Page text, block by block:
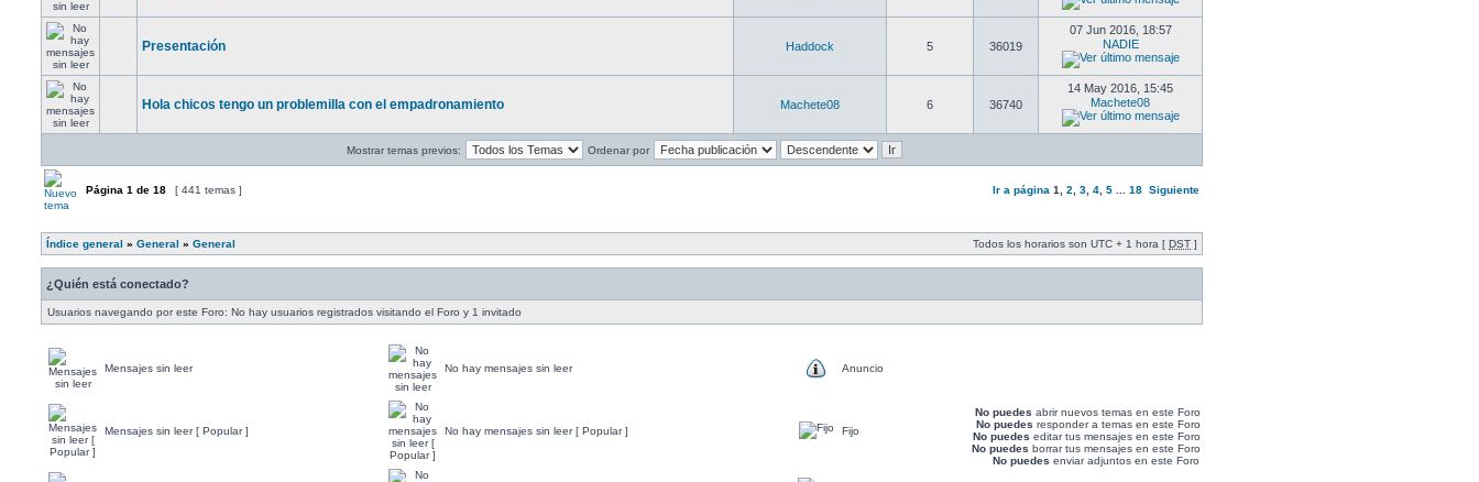
Presentación Haddock 5 36019
07 Jun 2016, 18:57
NADIE
Hola chicos tengo un problemilla con el empadronamiento Machete08 6 36740
14 May 2016, 15:45
Machete08
Mostrar temas previos: Ordenar por
Página 1 de 18 [ 441 temas ] Ir a página 1 2 3 4 5 18 Siguiente
Índice general » General » General Todos los horarios son UTC + 1 hora [ DST ]
¿Quién está conectado?
Usuarios navegando por este Foro: No hay usuarios registrados visitando el Foro y 1 invitado
Mensajes sin leer No hay mensajes sin leer Anuncio
Mensajes sin leer [ Popular ] No hay mensajes sin leer [ Popular ] Fijo
No puedes abrir nuevos temas en este Foro
No puedes responder a temas en este Foro
No puedes editar tus mensajes en este Foro
No puedes borrar tus mensajes en este Foro
No puedes enviar adjuntos en este Foro